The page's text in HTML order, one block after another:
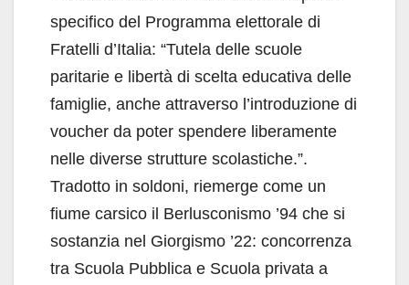
specifico del Programma elettorale di
Fratelli d’Italia: “Tutela delle scuole
paritarie e libertà di scelta educativa delle
famiglie, anche attraverso l’introduzione di
voucher da poter spendere liberamente
nelle diverse strutture scolastiche.”.
Tradotto in soldoni, riemerge come un
fiume carsico il Berlusconismo ’94 che si
sostanzia nel Giorgismo ’22: concorrenza
tra Scuola Pubblica e Scuola privata a